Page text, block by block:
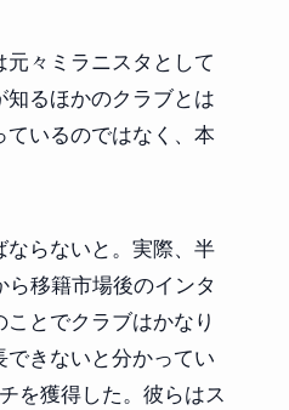
々ミラニスタとして
るほかのクラブとは
いるのではなく、本
ならないと。実際、半
移籍市場後のインタ
とでクラブはかなり
きないと分かってい
を獲得した。彼らはス